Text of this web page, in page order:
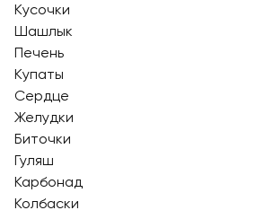
Кусочки
Шашлык
Печень
Купаты
Сердце
Желудки
Биточки
Гуляш
Карбонад
Колбаски